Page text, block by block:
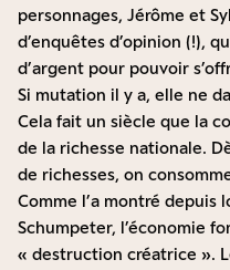
personnages, Jérôme et
d’enquêtes d’opinion (!),
d’argent pour pouvoir
Si mutation il y a, elle ne
Cela fait un siècle que la
de la richesse nationale.
de richesses, on
Comme l’a montré depuis
Schumpeter, l’économie
« destruction créatrice ».